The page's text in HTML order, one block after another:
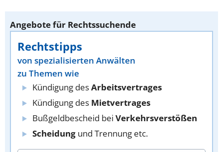
Angebote für Rechtssuchende
Rechtstipps
von spezialisierten Anwälten
zu Themen wie
Kündigung desArbeitsvertrages
Kündigung des Mietvertrages
Bußgeldbescheid bei Verkehrsverstößen
Scheidung und Trennung etc.